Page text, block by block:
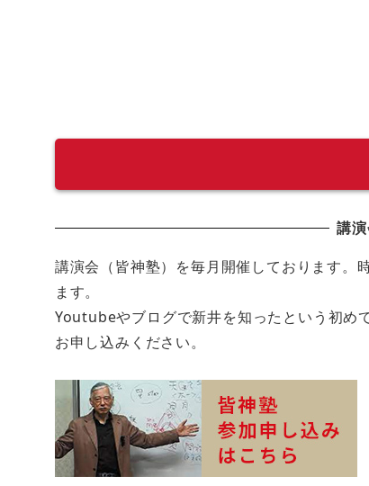
講
講演会（皆神塾）を毎月開催しております。
ます。
Youtubeやブログで新井を知ったという初め
お申し込みください。